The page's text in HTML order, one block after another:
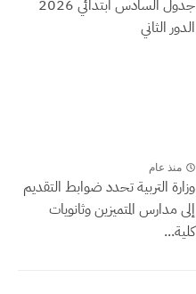
جدول السادس ابتدائي 2026
الدور الثاني
منذ عام
وزارة التربية تحدد ضوابط التقديم
إلى مدارس المتميزين وثانويات
كلية...